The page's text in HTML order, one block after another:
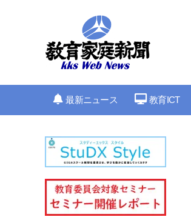
最新ニュース 教育ICT